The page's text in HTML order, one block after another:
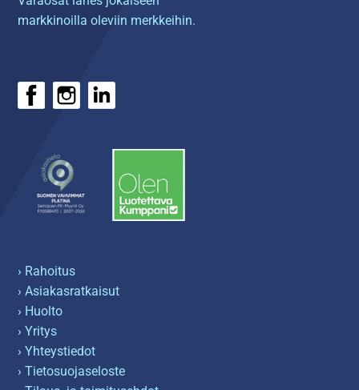
markkinoilla oleviin merkkeihin.
› Rahoitus
› Asiakasratkaisut
› Huolto
› Yritys
› Yhteystiedot
› Tietosuojaseloste